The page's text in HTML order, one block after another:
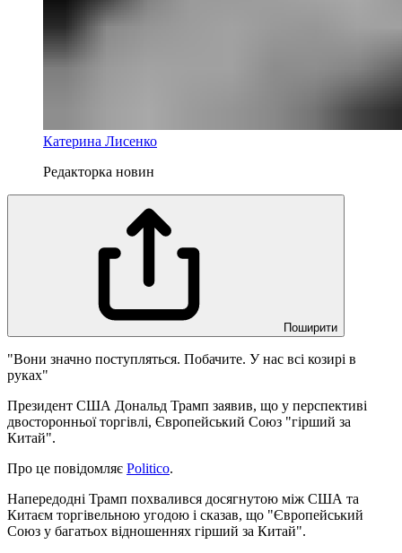
Катерина Лисенко
Редакторка новин
Поширити
"Вони значно поступляться. Побачите. У нас всі козирі в
руках"
Президент США Дональд Трамп заявив, що у перспективі
двосторонньої торгівлі, Європейський Союз "гірший за
Китай".
Про це повідомляє Politico.
Напередодні Трамп похвалився досягнутою між США та
Китаєм торгівельною угодою і сказав, що "Європейський
Союз у багатьох відношеннях гірший за Китай".